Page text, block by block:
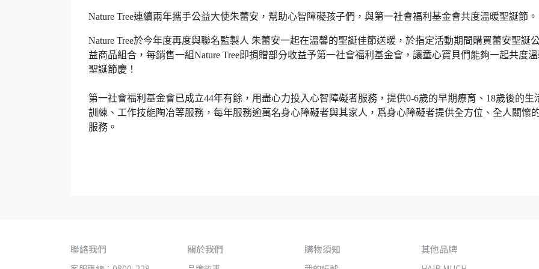
Nature Tree連續兩年攜手公益大使朱蕾安，幫助心智障礙孩子們，與第一社會福利基金會共度溫暖聖誕節。
Nature Tree於今年度再度與聯名監製人 朱蕾安一起在溫馨的聖誕佳節送暖，於指定活動期間購買蕾安聖誕
益商品組合，每銷售一組Nature Tree即捐贈部分收益予第一社會福利基金會，讓童心寶貝們能夠一起共度
聖誕節慶！
第一社會福利基金會已成立44年有餘，用盡心力投入心智障礙者服務，提供0-6歲的早期療育、18歲後的生
訓練、工作技能陶冶等服務，每年服務逾萬名身心障礙者與其家人，爲身心障礙者提供全方位、全人關懷
服務。
聯絡我們 關於我們 購物須知 其他品牌